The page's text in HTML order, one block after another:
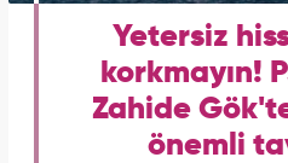
Yetersiz
korkmayın!
Zahide
önemli